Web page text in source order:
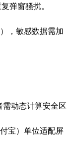
弹窗骚扰。
，敏感数据需加
动态计算安全区
宝）单位适配屏